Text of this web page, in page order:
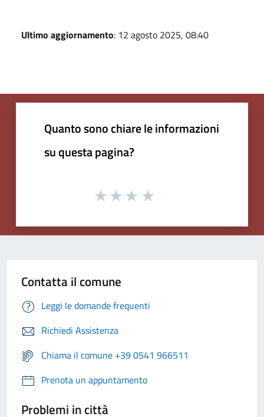
Ultimo aggiornamento: 12 agosto 2025, 08:40
Quanto sono chiare le informazioni
su questa pagina?
Contatta il comune
Leggi le domande frequenti
Richiedi Assistenza
Chiama il comune +39 0541 966511
Prenota un appuntamento
Problemi in città